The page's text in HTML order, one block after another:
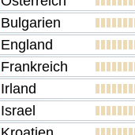
Bulgarien
England
Frankreich
Irland
Israel